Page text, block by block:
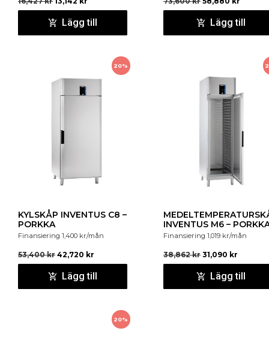
teleskopiska skenor i rostfritt stål
Effektivt och energibesparande, hermetiskt luftkylt
CFC/HCFC köldmediumsystem
Höjdjusterbara ben i rostfritt stål (-5 mm till +65 mm)
Strömförsörjning 230 V/50 Hz
Lägg till Lägg till
20%
KYLSKÅP INVENTUS C8 –
PORKKA
Finansiering 1,400 kr/mån
53,400kr 42,720 kr
Lägg till
INVENTUS M6 –
Finansiering 1,019 kr/mån
38,862kr 31,090 kr
Lägg till
20%